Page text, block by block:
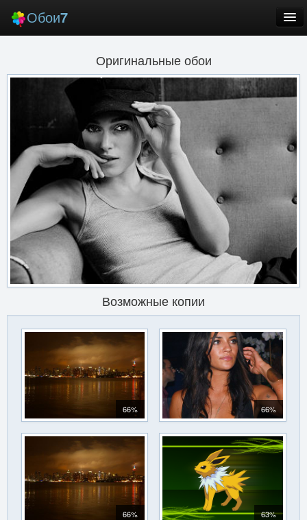
Обои7
Лучшие
Случайные
Заставки
Еще
Вход
Оригинальные обои
Возможные копии
66% 66%
66% 63%